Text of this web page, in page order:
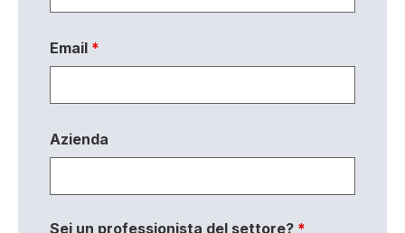
Email *
Azienda
Sei un professionista del settore? *